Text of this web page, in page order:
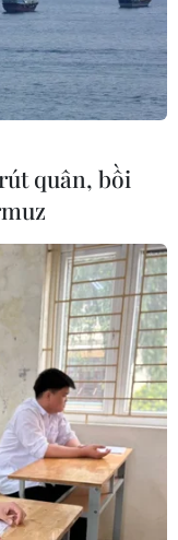
quân, bồi